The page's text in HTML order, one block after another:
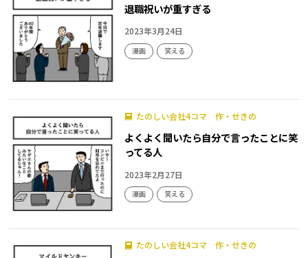
退職祝いが重すぎる
2023年3月24日
漫画 笑える
たのしい会社4コマ 作・せきの
よくよく聞いたら自分で言ったことに笑
ってる人
2023年2月27日
漫画 笑える
たのしい会社4コマ 作・せきの